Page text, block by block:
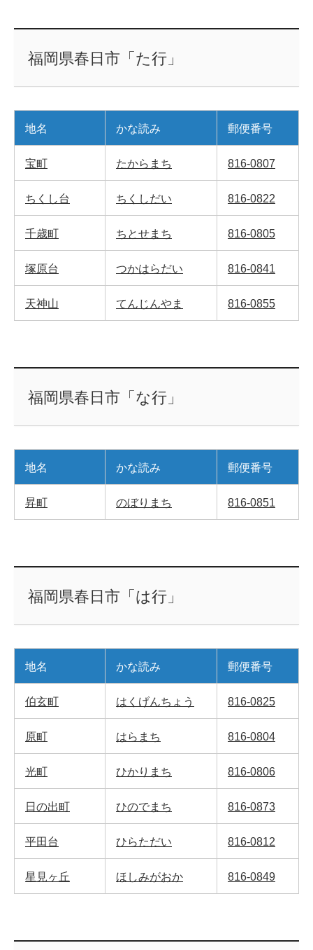
福岡県春日市「た行」
地名 かな読み 郵便番号
宝町 たからまち 816-0807
ちくし台 ちくしだい 816-0822
千歳町 ちとせまち 816-0805
塚原台 つかはらだい 816-0841
天神山 てんじんやま 816-0855
福岡県春日市「な行」
地名 かな読み 郵便番号
昇町 のぼりまち 816-0851
福岡県春日市「は行」
地名 かな読み 郵便番号
伯玄町 はくげんちょう 816-0825
原町 はらまち 816-0804
光町 ひかりまち 816-0806
日の出町 ひのでまち 816-0873
平田台 ひらただい 816-0812
星見ヶ丘 ほしみがおか 816-0849